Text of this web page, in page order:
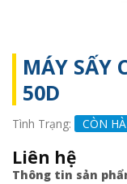
MÁY SẤY
50D
Tình Trạng: CÒN
Liên hệ
Thông tin sản